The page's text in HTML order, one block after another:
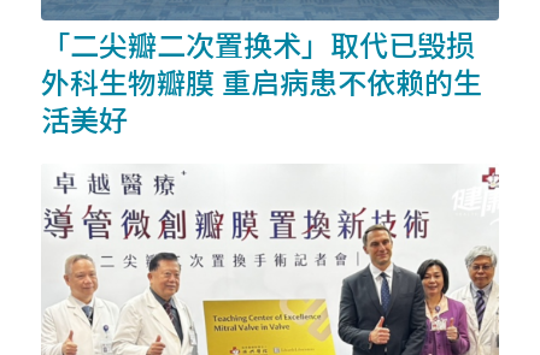
「二尖瓣二次置换术」取代已毁损
外科生物瓣膜 重启病患不依赖的生
活美好